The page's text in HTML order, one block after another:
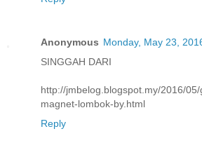
Anonymous Monday, May 23,
SINGGAH DARI
http://jmbelog.blogspot.my/2016/
magnet-lombok-by.html
Reply